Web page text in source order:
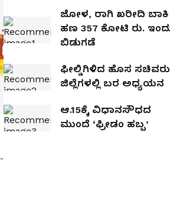
ಜೋಳ, ರಾಗಿ ಖರೀದಿ ಬಾಕಿ
ಹಣ 357 ಕೋಟಿ ರು. ಇಂದು
ಬಿಡುಗಡೆ
ಫೀಲ್ಡಿಗಿಳಿದ ಹೊಸ ಸಚಿವರು
ಜಿಲ್ಲೆಗಳಲ್ಲಿ ಬರ ಅಧ್ಯಯನ
ಆ.15ಕ್ಕೆ ವಿಧಾನಸೌಧದ
ಮುಂದೆ ‘ಫ್ರೀಡಂ ಹಬ್ಬ’